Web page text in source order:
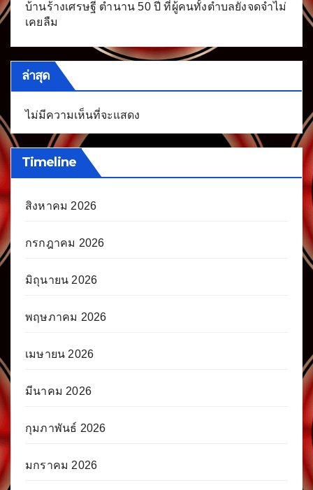
บ้านร้างเศรษฐี ตำนาน 50 ปี ที่ผู้คนทั้งตำบลยังจดจำไม่
เคยลืม
ล่าสุด
ไม่มีความเห็นที่จะแสดง
Timeline
สิงหาคม 2026
กรกฎาคม 2026
มิถุนายน 2026
พฤษภาคม 2026
เมษายน 2026
มีนาคม 2026
กุมภาพันธ์ 2026
มกราคม 2026